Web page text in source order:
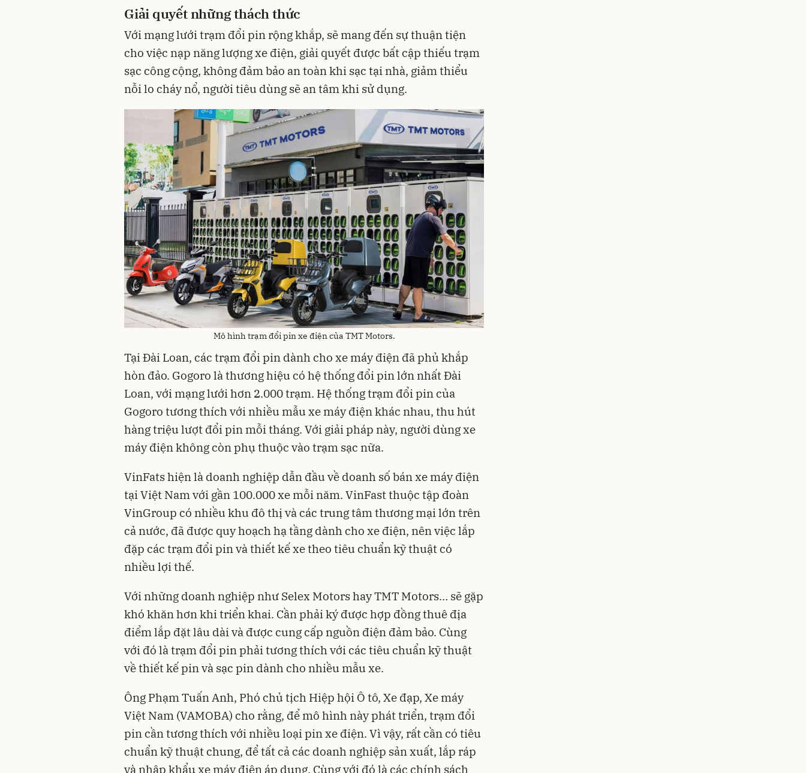
Giải quyết những thách thức
Với mạng lưới trạm đổi pin rộng khắp, sẽ mang đến sự thuận tiện
cho việc nạp năng lượng xe điện, giải quyết được bất cập thiếu trạm
sạc công cộng, không đảm bảo an toàn khi sạc tại nhà, giảm thiểu
nỗi lo cháy nổ, người tiêu dùng sẽ an tâm khi sử dụng.
Mô hình trạm đổi pin xe điện của TMT Motors.
Tại Đài Loan, các trạm đổi pin dành cho xe máy điện đã phủ khắp
hòn đảo. Gogoro là thương hiệu có hệ thống đổi pin lớn nhất Đài
Loan, với mạng lưới hơn 2.000 trạm. Hệ thống trạm đổi pin của
Gogoro tương thích với nhiều mẫu xe máy điện khác nhau, thu hút
hàng triệu lượt đổi pin mỗi tháng. Với giải pháp này, người dùng xe
máy điện không còn phụ thuộc vào trạm sạc nữa.
VinFats hiện là doanh nghiệp dẫn đầu về doanh số bán xe máy điện
tại Việt Nam với gần 100.000 xe mỗi năm. VinFast thuộc tập đoàn
VinGroup có nhiều khu đô thị và các trung tâm thương mại lớn trên
cả nước, đã được quy hoạch hạ tầng dành cho xe điện, nên việc lắp
đặp các trạm đổi pin và thiết kế xe theo tiêu chuẩn kỹ thuật có
nhiều lợi thế.
Với những doanh nghiệp như Selex Motors hay TMT Motors… sẽ gặp
khó khăn hơn khi triển khai. Cần phải ký được hợp đồng thuê địa
điểm lắp đặt lâu dài và được cung cấp nguồn điện đảm bảo. Cùng
với đó là trạm đổi pin phải tương thích với các tiêu chuẩn kỹ thuật
về thiết kế pin và sạc pin dành cho nhiều mẫu xe.
Ông Phạm Tuấn Anh, Phó chủ tịch Hiệp hội Ô tô, Xe đạp, Xe máy
Việt Nam (VAMOBA) cho rằng, để mô hình này phát triển, trạm đổi
pin cần tương thích với nhiều loại pin xe điện. Vì vậy, rất cần có tiêu
chuẩn kỹ thuật chung, để tất cả các doanh nghiệp sản xuất, lắp ráp
và nhập khẩu xe máy điện áp dụng. Cùng với đó là các chính sách